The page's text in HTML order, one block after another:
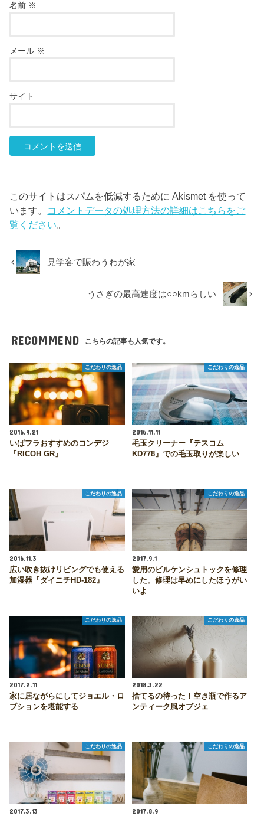
名前 ※
メール ※
サイト
このサイトはスパムを低減するために Akismet を使って
います。 コメントデータの処理方法の詳細はこちらをご
覧ください
見学客で賑わうわが家
うさぎの最高速度は○○kmらしい
RECOMMEND こちらの記事も人気です。
こだわりの逸品
2016.9.21
いばフラおすすめのコンデジ
『RICOH GR』
こだわりの逸品
2016.11.11
毛玉クリーナー『テスコム
KD778』での毛玉取りが楽しい
こだわりの逸品
2016.11.3
広い吹き抜けリビングでも使える
加湿器『ダイニチHD-182』
こだわりの逸品
2017.9.1
愛用のビルケンシュトックを修理
した。修理は早めにしたほうがい
いよ
こだわりの逸品
2017.2.11
家に居ながらにしてジョエル・ロ
ブションを堪能する
こだわりの逸品
2018.3.22
捨てるの待った！空き瓶で作るア
ンティーク風オブジェ
こだわりの逸品
2017.3.13
こだわりの逸品
2017.8.9